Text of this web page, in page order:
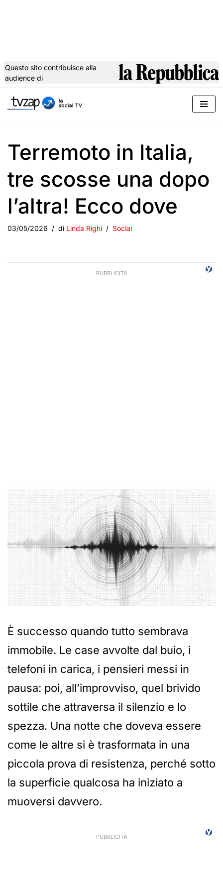
al
Questo sito contribuisce alla
audience di
Terremoto in Italia,
tre scosse una dopo
l’altra! Ecco dove
03/05/2026 di Linda Righi Social
È successo quando tutto sembrava
immobile. Le case avvolte dal buio, i
telefoni in carica, i pensieri messi in
pausa: poi, all’improvviso, quel brivido
sottile che attraversa il silenzio e lo
spezza. Una notte che doveva essere
come le altre si è trasformata in una
piccola prova di resistenza, perché sotto
la superficie qualcosa ha iniziato a
muoversi davvero.